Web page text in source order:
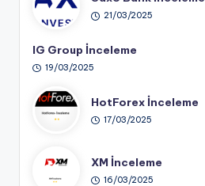
21/03/2025
IG Group İnceleme
19/03/2025
HotForex İnceleme
17/03/2025
XM İnceleme
16/03/2025